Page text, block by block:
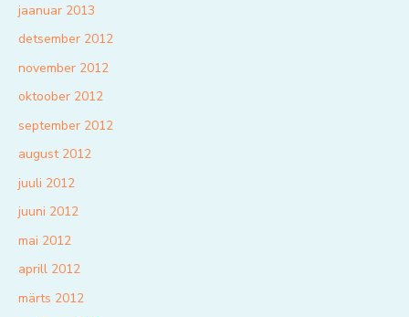
jaanuar 2013
detsember 2012
november 2012
oktoober 2012
september 2012
august 2012
juuli 2012
juuni 2012
mai 2012
aprill 2012
märts 2012